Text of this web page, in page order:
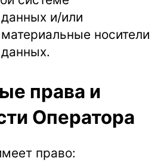
и/или
носители
права и
Оператора
право: